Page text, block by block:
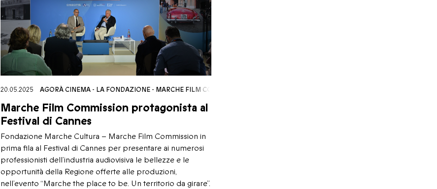
20.05.2025 AGORÀ CINEMA- LA FONDAZIONE- MARCHE FILM COMMISSION
Marche Film Commission protagonista al
Festival di Cannes
Fondazione Marche Cultura – Marche Film Commission in
prima fila al Festival di Cannes per presentare ai numerosi
professionisti dell’industria audiovisiva le bellezze e le
opportunità della Regione offerte alle produzioni,
nell’evento “Marche the place to be. Un territorio da girare”.